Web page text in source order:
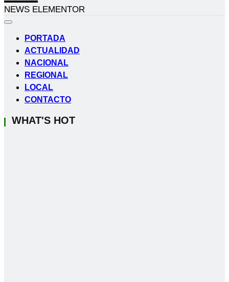
NEWS ELEMENTOR
PORTADA
ACTUALIDAD
NACIONAL
REGIONAL
LOCAL
CONTACTO
WHAT'S HOT